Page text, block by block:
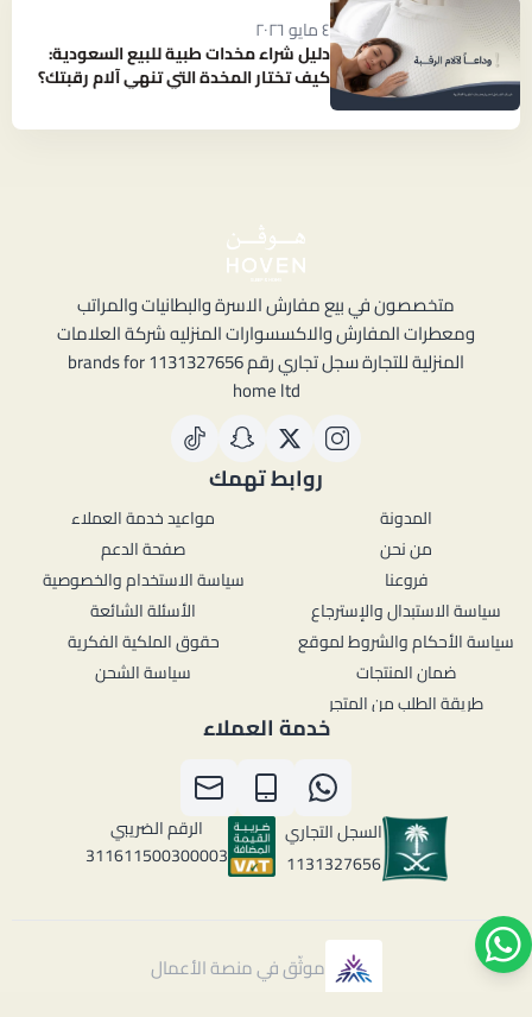
٤ مايو ٢٠٢٦
دليل شراء مخدات طبية للبيع السعودية:
كيف تختار المخدة التي تنهي آلام رقبتك؟
متخصصون في بيع مفارش الاسرة والبطانيات والمراتب
ومعطرات المفارش والاكسسوارات المنزليه شركة العلامات
المنزلية للتجارة سجل تجاري رقم 1131327656 brands for
home ltd
روابط تهمك
المدونة
من نحن
فروعنا
سياسة الاستبدال والإسترجاع
سياسة الأحكام والشروط لموقع
ضمان المنتجات
طريقة الطلب من المتجر
مواعيد خدمة العملاء
صفحة الدعم
سياسة الاستخدام والخصوصية
الأسئلة الشائعة
حقوق الملكية الفكرية
سياسة الشحن
خدمة العملاء
السجل التجاري
1131327656
الرقم الضريبي
311611500300003
موثّق في منصة الأعمال